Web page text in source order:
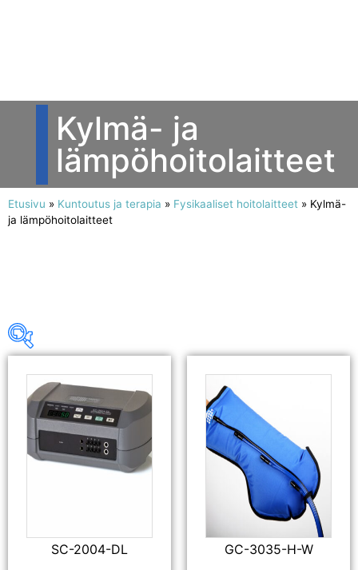
Kylmä- ja
lämpöhoitolaitteet
Etusivu » Kuntoutus ja terapia » Fysikaaliset hoitolaitteet » Kylmä-
ja lämpöhoitolaitteet
SC-2004-DL GC-3035-H-W